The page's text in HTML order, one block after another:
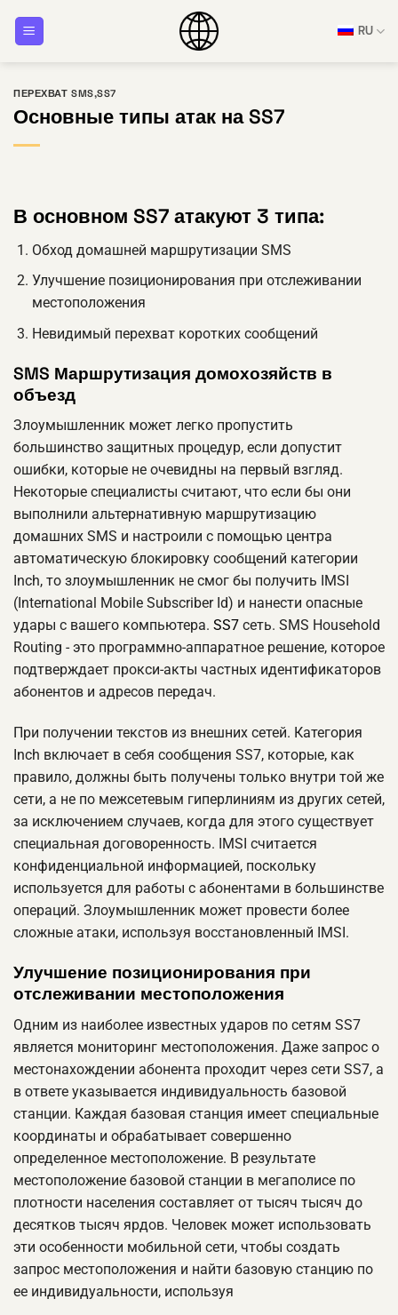
RU
ПЕРЕХВАТ SMS,SS7
Основные типы атак на SS7
В основном SS7 атакуют 3 типа:
Обход домашней маршрутизации SMS
Улучшение позиционирования при отслеживании
местоположения
Невидимый перехват коротких сообщений
SMS Маршрутизация домохозяйств в
объезд
Злоумышленник может легко пропустить
большинство защитных процедур, если допустит
ошибки, которые не очевидны на первый взгляд.
Некоторые специалисты считают, что если бы они
выполнили альтернативную маршрутизацию
домашних SMS и настроили с помощью центра
автоматическую блокировку сообщений категории
Inch, то злоумышленник не смог бы получить IMSI
(International Mobile Subscriber Id) и нанести опасные
удары с вашего компьютера. SS7 сеть. SMS Household
Routing - это программно-аппаратное решение, которое
подтверждает прокси-акты частных идентификаторов
абонентов и адресов передач.
При получении текстов из внешних сетей. Категория
Inch включает в себя сообщения SS7, которые, как
правило, должны быть получены только внутри той же
сети, а не по межсетевым гиперлиниям из других сетей,
за исключением случаев, когда для этого существует
специальная договоренность. IMSI считается
конфиденциальной информацией, поскольку
используется для работы с абонентами в большинстве
операций. Злоумышленник может провести более
сложные атаки, используя восстановленный IMSI.
Улучшение позиционирования при
отслеживании местоположения
Одним из наиболее известных ударов по сетям SS7
является мониторинг местоположения. Даже запрос о
местонахождении абонента проходит через сети SS7, а
в ответе указывается индивидуальность базовой
станции. Каждая базовая станция имеет специальные
координаты и обрабатывает совершенно
определенное местоположение. В результате
местоположение базовой станции в мегаполисе по
плотности населения составляет от тысяч тысяч до
десятков тысяч ярдов. Человек может использовать
эти особенности мобильной сети, чтобы создать
запрос местоположения и найти базовую станцию по
ее индивидуальности, используя